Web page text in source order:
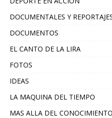
DOCUMENTALES Y
DOCUMENTOS
EL CANTO DE LA LIRA
FOTOS
IDEAS
LA MAQUINA DEL TIEMPO
MAS ALLA DEL CONOCIMIENTO